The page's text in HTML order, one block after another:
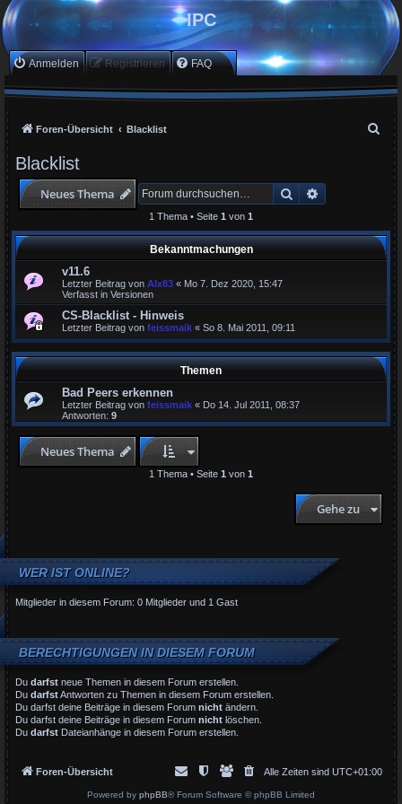
IPC
Anmelden Registrieren FAQ
Foren-Übersicht Blacklist
Blacklist
Neues Thema Suche Erweiterte
1 Thema • Seite 1 von 1
Bekanntmachungen
v11.6
Letzter Beitrag von Alx83 « Mo 7. Dez 2020, 15:47
Verfasst in Versionen
CS-Blacklist - Hinweis
Letzter Beitrag von feissmaik « So 8. Mai 2011, 09:11
Themen
Bad Peers erkennen
Letzter Beitrag von feissmaik « Do 14. Jul 2011, 08:37
Antworten: 9
Neues Thema
1 Thema • Seite 1 von 1
Gehe zu
WER IST ONLINE?
Mitglieder in diesem Forum: 0 Mitglieder und 1 Gast
BERECHTIGUNGEN IN DIESEM FORUM
Du darfst neue Themen in diesem Forum erstellen.
Du darfstAntworten zu Themen in diesem Forum erstellen.
Du darfst deine Beiträge in diesem Forum nicht ändern.
Du darfst deine Beiträge in diesem Forum nicht löschen.
Du darfst Dateianhänge in diesem Forum erstellen.
Foren-Übersicht Alle Zeiten sind UTC+01:00
Powered by phpBB® Forum Software © phpBB Limited